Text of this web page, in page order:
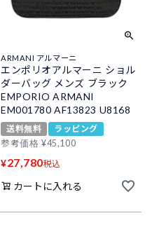
ARMANI アルマーニ
エンポリオアルマーニ ショル
ダーバッグ メンズ ブラック
EMPORIO ARMANI
EM001780 AF13823 U8168
送料無料
ラッピング
参考価格 ¥45,100
¥27,780税込
カートに入れる